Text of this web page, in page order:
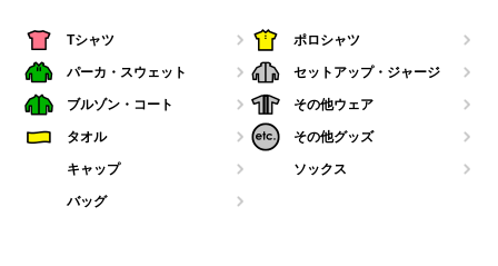
Tシャツ ポロシャツ
パーカ・スウェット セットアップ・ジャージ
ブルゾン・コート その他ウェア
タオル その他グッズ
キャップ ソックス
バッグ